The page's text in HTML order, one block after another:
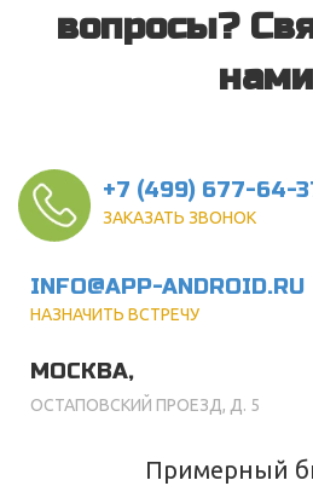
вопросы?
+7 (499) 677-64-
ЗАКАЗАТЬ ЗВОНОК
INFO@APP-ANDROID.RU
НАЗНАЧИТЬ ВСТРЕЧУ
МОСКВА,
ОСТАПОВСКИЙ ПРОЕЗД, Д. 5
Примерный